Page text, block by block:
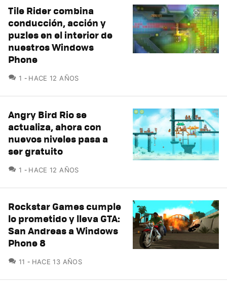
Tile Rider combina
conducción, acción y
puzles en el interior de
nuestros Windows
Phone
1 COMENTARIOS
HACE 12 AÑOS
Angry Bird Rio se
actualiza, ahora con
nuevos niveles pasa a
ser gratuito
1 COMENTARIOS
HACE 12 AÑOS
Rockstar Games cumple
lo prometido y lleva GTA:
San Andreas a Windows
Phone 8
11 COMENTARIOS
HACE 13 AÑOS